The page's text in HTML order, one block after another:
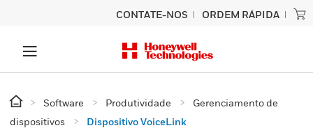
CONTATE-NOS ORDEM RÁPIDA
Software Produtividade
Gerenciamento de
dispositivos
Dispositivo VoiceLink